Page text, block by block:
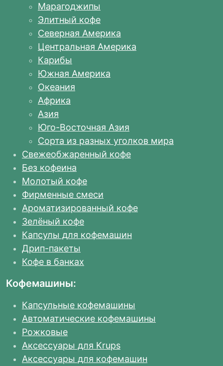
Марагоджипы
Элитный кофе
Северная Америка
Центральная Америка
Карибы
Южная Америка
Океания
Африка
Азия
Юго-Восточная Азия
Сорта из разных уголков мира
Свежеобжаренный кофе
Без кофеина
Молотый кофе
Фирменные смеси
Ароматизированный кофе
Зелёный кофе
Капсулы для кофемашин
Дрип-пакеты
Кофе в банках
Кофемашины:
Капсульные кофемашины
Автоматические кофемашины
Рожковые
Аксессуары для Krups
Аксессуары для кофемашин